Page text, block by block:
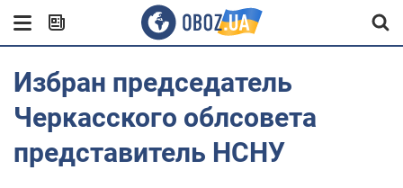
Избран председатель
Черкасского облсовета
представитель НСНУ